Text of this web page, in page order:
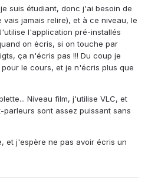
suis étudiant, donc j'ai besoin de
jamais relire), et à ce niveau, le
l'application pré-installés
on écris, si on touche par
ça n'écris pas !!! Du coup je
le cours, et je n'écris plus que
Niveau film, j'utilise VLC, et
sont assez puissant sans
et j'espère ne pas avoir écris un